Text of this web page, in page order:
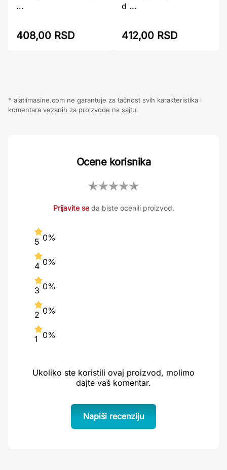
...
408,00 RSD
d ...
412,00 RSD
* alatiimasine.com ne garantuje za tačnost svih karakteristika i
komentara vezanih za proizvode na sajtu.
Ocene korisnika
Prijavite seda biste ocenili proizvod.
5 0%
4 0%
3 0%
2 0%
1 0%
Ukoliko ste koristili ovaj proizvod, molimo
dajte vaš komentar.
Napiši recenziju